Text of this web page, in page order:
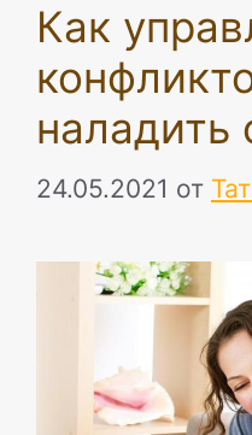
Как
наладить
24.05.2021 от